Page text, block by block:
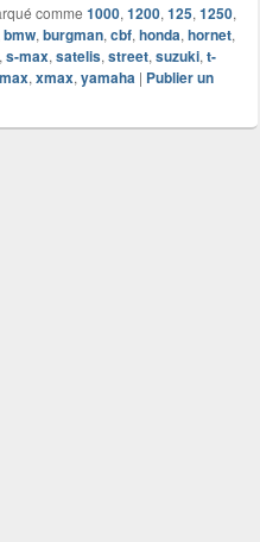
comme 1000, 1200, 125, 1250,
bmw, burgman, cbf, honda, hornet,
s-max, satelis, street, suzuki, t-
, xmax, yamaha | Publier un